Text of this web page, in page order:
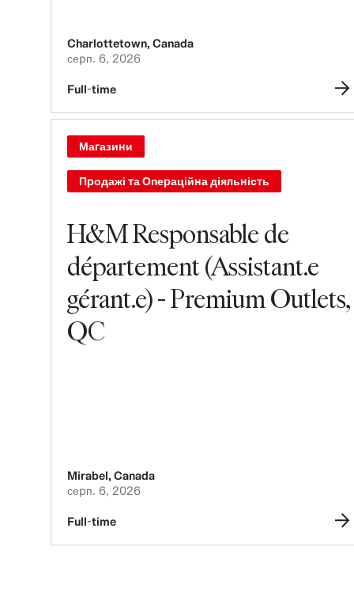
Charlottetown, Canada
серп. 6, 2026
Full-time
H&M Responsable de
département (Assistant.e
gérant.e) - Premium Outlets,
QC
Магазини
Продажі та Операційна діяльність
Mirabel, Canada
серп. 6, 2026
Full-time